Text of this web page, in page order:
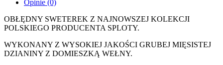
Opinie (0)
OBŁĘDNY SWETEREK Z NAJNOWSZEJ KOLEKCJI
POLSKIEGO PRODUCENTA SPLOTY.
WYKONANY Z WYSOKIEJ JAKOŚCI GRUBEJ MIĘSISTEJ
DZIANINY Z DOMIESZKĄ WEŁNY.